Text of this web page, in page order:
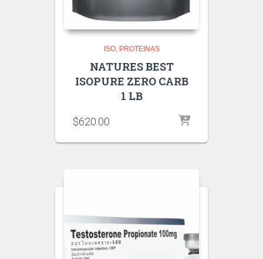
ISO PROTEINAS
NATURES BEST
ISOPURE ZERO CARB
1 LB
$620.00